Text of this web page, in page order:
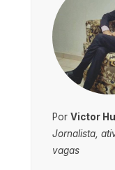
Por Victor
Jornalista,
vagas